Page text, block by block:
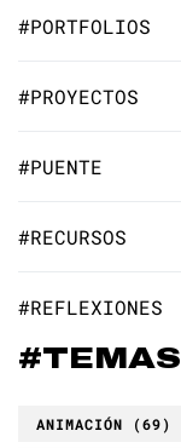
#PORTFOLIOS
#PROYECTOS
#PUENTE
#RECURSOS
#REFLEXIONES
#TEMAS
ANIMACIÓN (69)